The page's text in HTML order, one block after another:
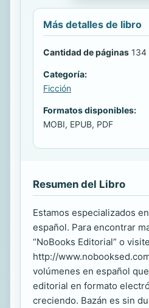
Más detalles de libro
Cantidad de páginas 134
Categoría:
Ficción
Formatos disponibles:
MOBI, EPUB, PDF
Resumen del Libro
Estamos especializados
español. Para encontrar
“NoBooks Editorial” o
http://
volúmenes en español
editorial en formato
creciendo. Bazán es sin